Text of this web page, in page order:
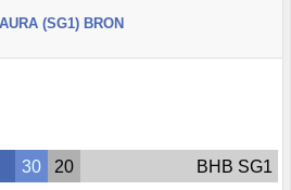
(SG1) BRON
30 20 BHB SG1